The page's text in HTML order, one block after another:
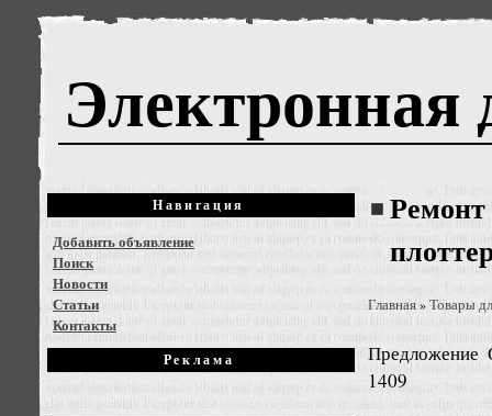
Электронная
Навигация
Добавить объявление
Поиск
Новости
Статьи
Контакты
Реклама
Ремонт
Главная»Товары
Предложение
1409